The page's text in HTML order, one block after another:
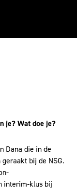
je? Wat doe je?
Dana die in de
bij de NSG.
interim-klus bij